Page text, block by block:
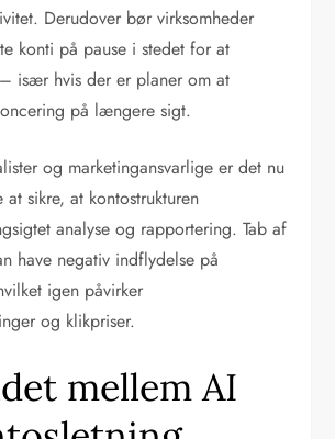
Derudover bør virksomheder
konti på pause i stedet for at
især hvis der er planer om at
på længere sigt.
og marketingansvarlige er det nu
sikre, at kontostrukturen
analyse og rapportering. Tab af
have negativ indflydelse på
igen påvirker
og klikpriser.
mellem AI